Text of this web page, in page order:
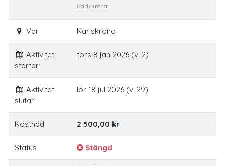
Karlskrona
Var Karlskrona
Aktivitet
startar
tors 8 jan 2026 (v. 2)
Aktivitet
slutar
lör 18 jul 2026 (v. 29)
Kostnad 2 500,00 kr
Status Stängd